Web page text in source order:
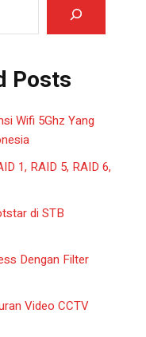
Posts
Wifi 5Ghz Yang
1, RAID 5, RAID 6,
di STB
Dengan Filter
Video CCTV